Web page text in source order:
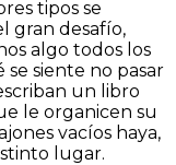
tipos se
gran desafío,
algo todos los
siente no pasar
un libro
le organicen su
vacíos haya,
lugar.